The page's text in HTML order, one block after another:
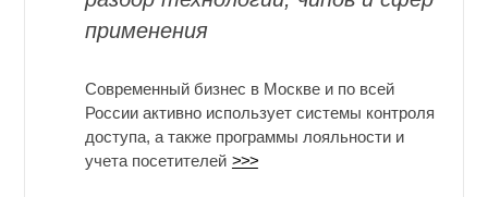
применения
Современный бизнес в Москве и по всей
России активно использует системы контроля
доступа, а также программы лояльности и
учета посетителей >>>